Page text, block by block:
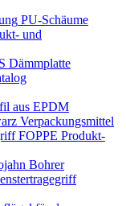
PU-Schäume
und
Dämmplatte
aus EPDM
Verpackungsmittel
FOPPE Produkt-
Bohrer